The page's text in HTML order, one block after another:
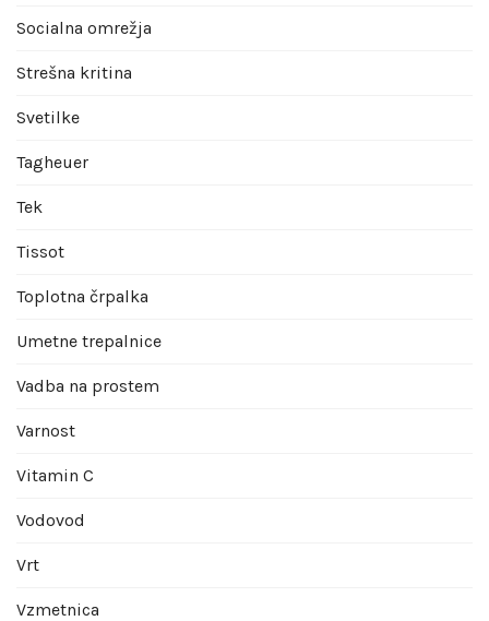
Socialna omrežja
Strešna kritina
Svetilke
Tagheuer
Tek
Tissot
Toplotna črpalka
Umetne trepalnice
Vadba na prostem
Varnost
Vitamin C
Vodovod
Vrt
Vzmetnica